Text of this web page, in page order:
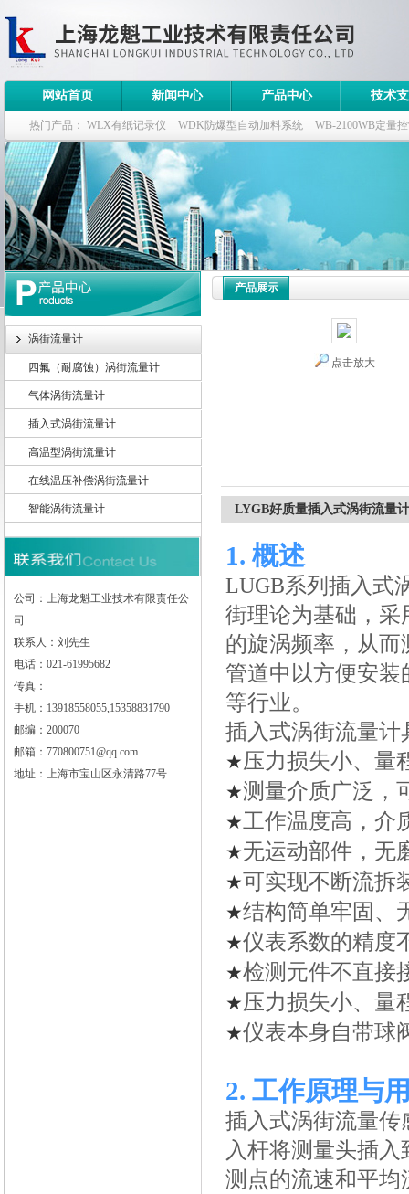
上海龙魁工业技术有限责任公司
网站首页 新闻中心 产品中心 技术
热门产品： WLX有纸记录仪 WDK防爆型自动加料系统 WB-2100WB定量
WDK流量定量控制柜 WB-2100定量装车控制仪
涡街流量计
四氟（耐腐蚀）涡街流量计
气体涡街流量计
插入式涡街流量计
高温型涡街流量计
在线温压补偿涡街流量计
智能涡街流量计
公司：上海龙魁工业技术有限责任公
司
联系人：刘先生
电话：021-61995682
传真：
手机：13918558055,15358831790
邮编：200070
邮箱：770800751@qq.com
地址：上海市宝山区永清路77号
产品展示
点击放大
LYGB好质量插入式涡街流量计
1. 概述
LUGB系列插入式
街理论为基础，采
的旋涡频率，从
管道中以方便安
等行业。
插入式涡街流量计
★压力损失小、量
★测量介质广泛，
★工作温度高，介
★无运动部件，无
★可实现不断流拆
★结构简单牢固、
★仪表系数的精度
★检测元件不直接
★压力损失小、量
★仪表本身自带球
2. 工作原理与
插入式涡街流量传
入杆将测量头插
测点的流速和平均